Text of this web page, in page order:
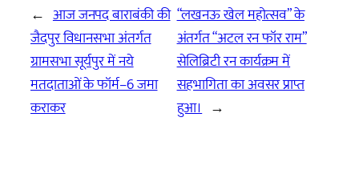
← आज जनपद बाराबंकी की
जैदपुर विधानसभा अंतर्गत
ग्रामसभा सूर्यपुर में नये
मतदाताओं के फॉर्म–6 जमा
कराकर
“लखनऊ खेल महोत्सव” के
अंतर्गत “अटल रन फॉर राम”
सेलिब्रिटी रन कार्यक्रम में
सहभागिता का अवसर प्राप्त
हुआ। →